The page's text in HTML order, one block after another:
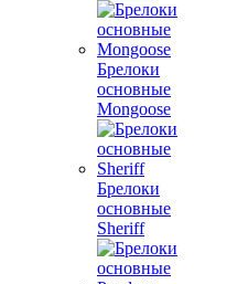
Брелоки
основные
Mongoose
Брелоки
основные
Sheriff